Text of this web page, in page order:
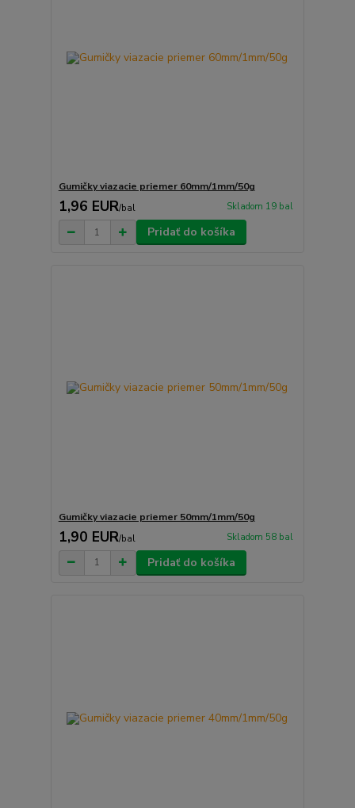
Gumičky viazacie priemer 60mm/1mm/50g
1,96 EUR/bal Skladom 19 bal
Pridať do košíka
Gumičky viazacie priemer 50mm/1mm/50g
1,90 EUR/bal Skladom 58 bal
Pridať do košíka